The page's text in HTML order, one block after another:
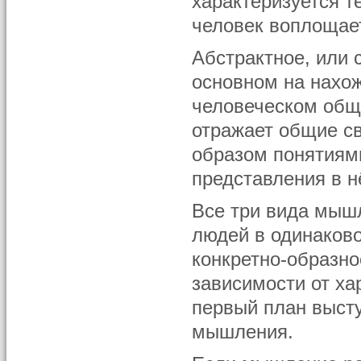
человек
Абстрактное, или
основном на
человеческом
отражает общие
образом
представления в
Все три вида
людей в
конкретно-
зависимости от
первый план
мышления.